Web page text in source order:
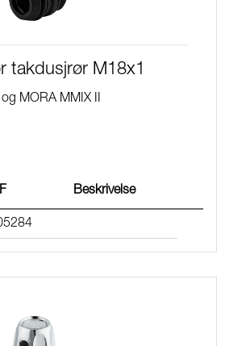
takdusjrør M18x1
MORA MMIX II
Beskrivelse